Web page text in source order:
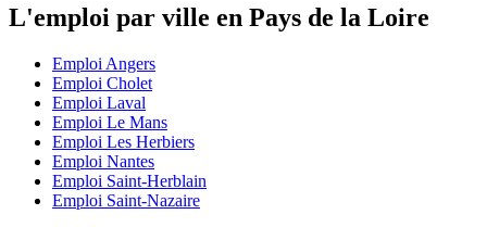
L'emploi par ville en Pays de la Loire
Emploi Angers
Emploi Cholet
Emploi Laval
Emploi Le Mans
Emploi Les Herbiers
Emploi Nantes
Emploi Saint-Herblain
Emploi Saint-Nazaire